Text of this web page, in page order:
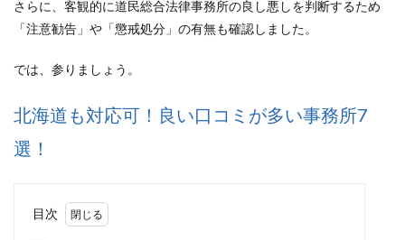
さらに、客観的に道民総合法律事務所の良し悪しを判断するため
「注意勧告」や「懲戒処分」の有無も確認しました。
では、参りましょう。
北海道も対応可！良い口コミが多い事務所7
選！
目次